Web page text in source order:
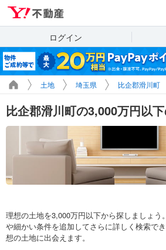
ログイン
土地 埼玉県 比企郡滑川町
比企郡滑川町の3,000万円以
理想の土地を3,000万円以下から探しましょう
や細かい条件を追加してさらに詳しく検索で
想の土地に出会えます。